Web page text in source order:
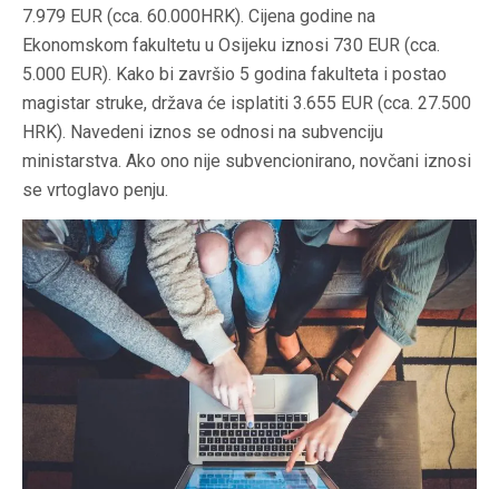
7.979 EUR (cca. 60.000HRK). Cijena godine na
Ekonomskom fakultetu u Osijeku iznosi 730 EUR (cca.
5.000 EUR). Kako bi završio 5 godina fakulteta i postao
magistar struke, država će isplatiti 3.655 EUR (cca. 27.500
HRK). Navedeni iznos se odnosi na subvenciju
ministarstva. Ako ono nije subvencionirano, novčani iznosi
se vrtoglavo penju.